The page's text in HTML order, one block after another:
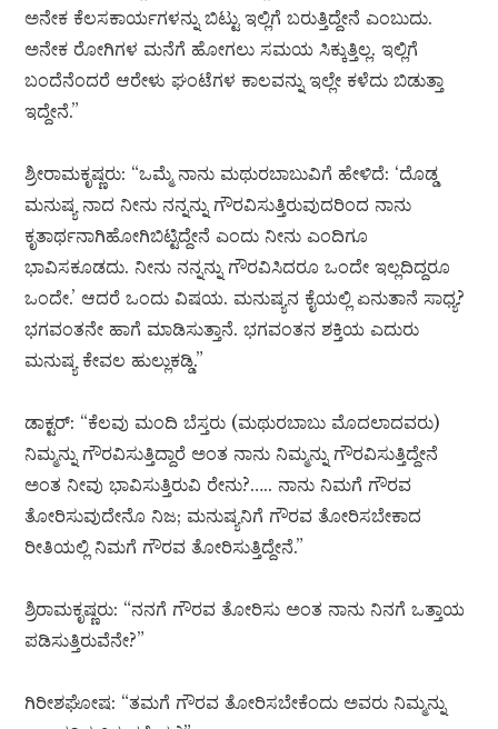
ಅನೇಕ ಕೆಲಸಕಾರ್ಯಗಳನ್ನು ಬಿಟ್ಟು ಇಲ್ಲಿಗೆ ಬರುತ್ತಿದ್ದೇನೆ ಎಂಬುದು.
ಅನೇಕ ರೋಗಿಗಳ ಮನೆಗೆ ಹೋಗಲು ಸಮಯ ಸಿಕ್ಕುತ್ತಿಲ್ಲ. ಇಲ್ಲಿಗೆ
ಬಂದೆನೆಂದರೆ ಆರೇಳು ಘಂಟೆಗಳ ಕಾಲವನ್ನು ಇಲ್ಲೇ ಕಳೆದು ಬಿಡುತ್ತಾ
ಇದ್ದೇನೆ.”
ಶ್ರೀರಾಮಕೃಷ್ಣರು: “ಒಮ್ಮೆ ನಾನು ಮಥುರಬಾಬುವಿಗೆ ಹೇಳಿದೆ: ‘ದೊಡ್ಡ
ಮನುಷ್ಯ ನಾದ ನೀನು ನನ್ನನ್ನು ಗೌರವಿಸುತ್ತಿರುವುದರಿಂದ ನಾನು
ಕೃತಾರ್ಥನಾಗಿಹೋಗಿಬಿಟ್ಟಿದ್ದೇನೆ ಎಂದು ನೀನು ಎಂದಿಗೂ
ಭಾವಿಸಕೂಡದು. ನೀನು ನನ್ನನ್ನು ಗೌರವಿಸಿದರೂ ಒಂದೇ ಇಲ್ಲದಿದ್ದರೂ
ಒಂದೇ.’ ಆದರೆ ಒಂದು ವಿಷಯ. ಮನುಷ್ಯನ ಕೈಯಲ್ಲಿ ಏನುತಾನೆ ಸಾಧ್ಯ?
ಭಗವಂತನೇ ಹಾಗೆ ಮಾಡಿಸುತ್ತಾನೆ. ಭಗವಂತನ ಶಕ್ತಿಯ ಎದುರು
ಮನುಷ್ಯ ಕೇವಲ ಹುಲ್ಲುಕಡ್ಡಿ.”
ಡಾಕ್ಟರ್: “ಕೆಲವು ಮಂದಿ ಬೆಸ್ತರು (ಮಥುರಬಾಬು ಮೊದಲಾದವರು)
ನಿಮ್ಮನ್ನು ಗೌರವಿಸುತ್ತಿದ್ದಾರೆ ಅಂತ ನಾನು ನಿಮ್ಮನ್ನು ಗೌರವಿಸುತ್ತಿದ್ದೇನೆ
ಅಂತ ನೀವು ಭಾವಿಸುತ್ತಿರುವಿ ರೇನು?….. ನಾನು ನಿಮಗೆ ಗೌರವ
ತೋರಿಸುವುದೇನೊ ನಿಜ; ಮನುಷ್ಯನಿಗೆ ಗೌರವ ತೋರಿಸಬೇಕಾದ
ರೀತಿಯಲ್ಲಿ ನಿಮಗೆ ಗೌರವ ತೋರಿಸುತ್ತಿದ್ದೇನೆ.”
ಶ್ರಿರಾಮಕೃಷ್ಣರು: “ನನಗೆ ಗೌರವ ತೋರಿಸು ಅಂತ ನಾನು ನಿನಗೆ ಒತ್ತಾಯ
ಪಡಿಸುತ್ತಿರುವೆನೇ?”
ಗಿರೀಶಘೋಷ: “ತಮಗೆ ಗೌರವ ತೋರಿಸಬೇಕೆಂದು ಅವರು ನಿಮ್ಮನ್ನು